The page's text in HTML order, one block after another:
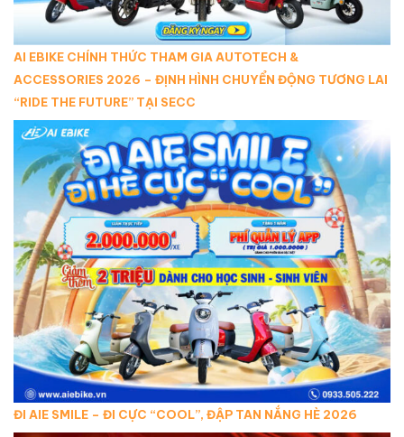
AI EBIKE CHÍNH THỨC THAM GIA AUTOTECH &
ACCESSORIES 2026 – ĐỊNH HÌNH CHUYỂN ĐỘNG TƯƠNG LAI
“RIDE THE FUTURE” TẠI SECC
ĐI AIE SMILE – ĐI CỰC “COOL”, ĐẬP TAN NẮNG HÈ 2026